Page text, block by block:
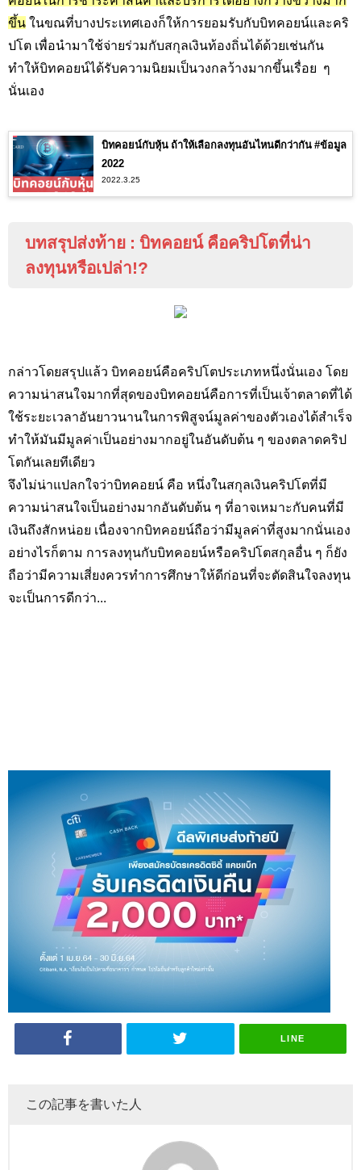
ขึ้น ในขณที่บางประเทศเองก็ให้การยอมรับกับบิทคอยน์และคริ
ปโต เพื่อนำมาใช้จ่ายร่วมกับสกุลเงินท้องถิ่นได้ด้วยเช่นกัน
ทำให้บิทคอยน์ได้รับความนิยมเป็นวงกลว้างมากขึ้นเรื่อย ๆ
นั่นเอง
บิทคอยน์กับหุ้น ถ้าให้เลือกลงทุนอันไหนดีกว่ากัน #ข้อมูล
2022
2022.3.25
บทสรุปส่งท้าย : บิทคอยน์ คือคริปโตที่น่า
ลงทุนหรือเปล่า!?
กล่าวโดยสรุปแล้ว บิทคอยน์คือคริปโตประเภทหนึ่งนั่นเอง โดย
ความน่าสนใจมากที่สุดของบิทคอยน์คือการที่เป็นเจ้าตลาดที่ได้
ใช้ระยะเวลาอันยาวนานในการพิสูจน์มูลค่าของตัวเองได้สำเร็จ
ทำให้มันมีมูลค่าเป็นอย่างมากอยู่ในอันดับต้น ๆ ของตลาดคริป
โตกันเลยทีเดียว
จึงไม่น่าแปลกใจว่าบิทคอยน์ คือ หนึ่งในสกุลเงินคริปโตที่มี
ความน่าสนใจเป็นอย่างมากอันดับต้น ๆ ที่อาจเหมาะกับคนที่มี
เงินถึงสักหน่อย เนื่องจากบิทคอยน์ถือว่ามีมูลค่าที่สูงมากนั่นเอง
อย่างไรก็ตาม การลงทุนกับบิทคอยน์หรือคริปโตสกุลอื่น ๆ ก็ยัง
ถือว่ามีความเสี่ยงควรทำการศึกษาให้ดีก่อนที่จะตัดสินใจลงทุน
จะเป็นการดีกว่า...
LINE
この記事を書いた人